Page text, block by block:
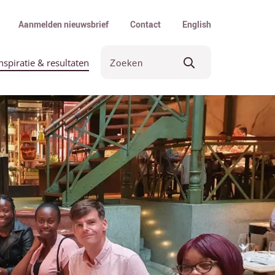
Aanmelden nieuwsbrief Contact English
& resultaten